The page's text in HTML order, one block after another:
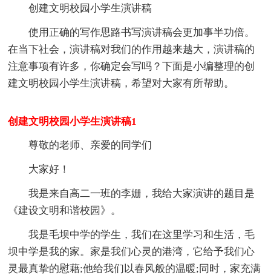
创建文明校园小学生演讲稿
使用正确的写作思路书写演讲稿会更加事半功倍。
在当下社会，演讲稿对我们的作用越来越大，演讲稿的
注意事项有许多，你确定会写吗？下面是小编整理的创
建文明校园小学生演讲稿，希望对大家有所帮助。
创建文明校园小学生演讲稿1
尊敬的老师、亲爱的同学们
大家好！
我是来自高二一班的李姗，我给大家演讲的题目是
《建设文明和谐校园》。
我是毛坝中学的学生，我们在这里学习和生活，毛
坝中学是我的家。家是我们心灵的港湾，它给予我们心
灵最真挚的慰藉;他给我们以春风般的温暖;同时，家充满